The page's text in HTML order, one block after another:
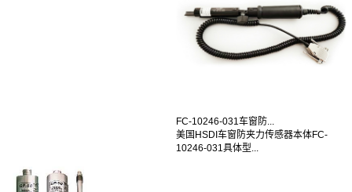
FC-10246-031车窗防...
美国HSDI车窗防夹力传感器本体FC-
10246-031具体型...